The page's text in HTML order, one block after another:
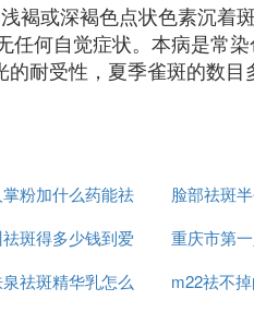
褐或深褐色点状色素沉着
任何自觉症状。本病是常
耐受性，夏季雀斑的数目
粉加什么药能祛
斑
脸部祛斑
痂
斑得多少钱到爱
思特简介
重庆市第
光祛
祛斑精华乳怎么
m22祛不